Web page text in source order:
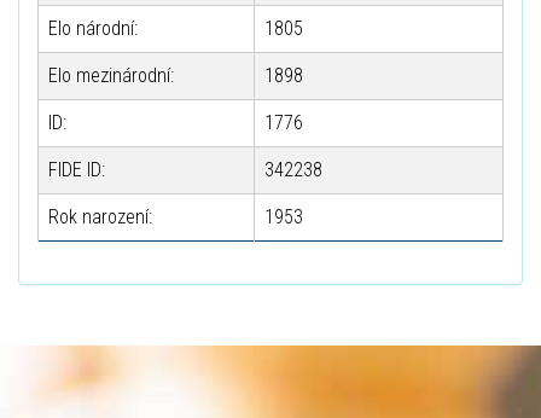
Elo národní: 1805
Elo mezinárodní: 1898
ID: 1776
FIDE ID: 342238
Rok narození: 1953